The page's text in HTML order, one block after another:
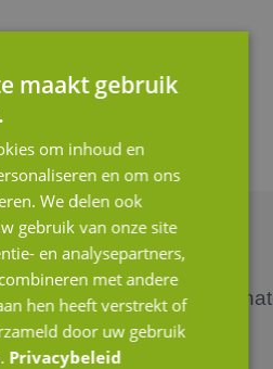
van JM
maakt gebruik
om inhoud en
en om ons
We delen ook
gebruik van onze site
en analysepartners,
met andere
hen heeft verstrekt of
door uw gebruik
Privacybeleid